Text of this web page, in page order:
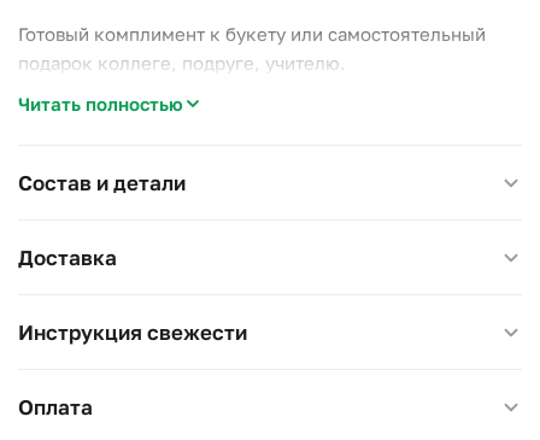
Готовый комплимент к букету или самостоятельный
подарок коллеге, подруге, учителю.
Читать полностью
Состав и детали
Доставка
Инструкция свежести
Оплата